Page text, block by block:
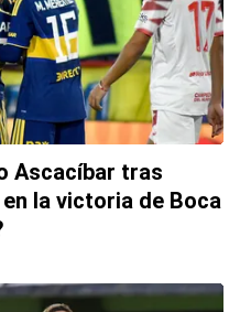
Ascacíbar tras
la victoria de Boca